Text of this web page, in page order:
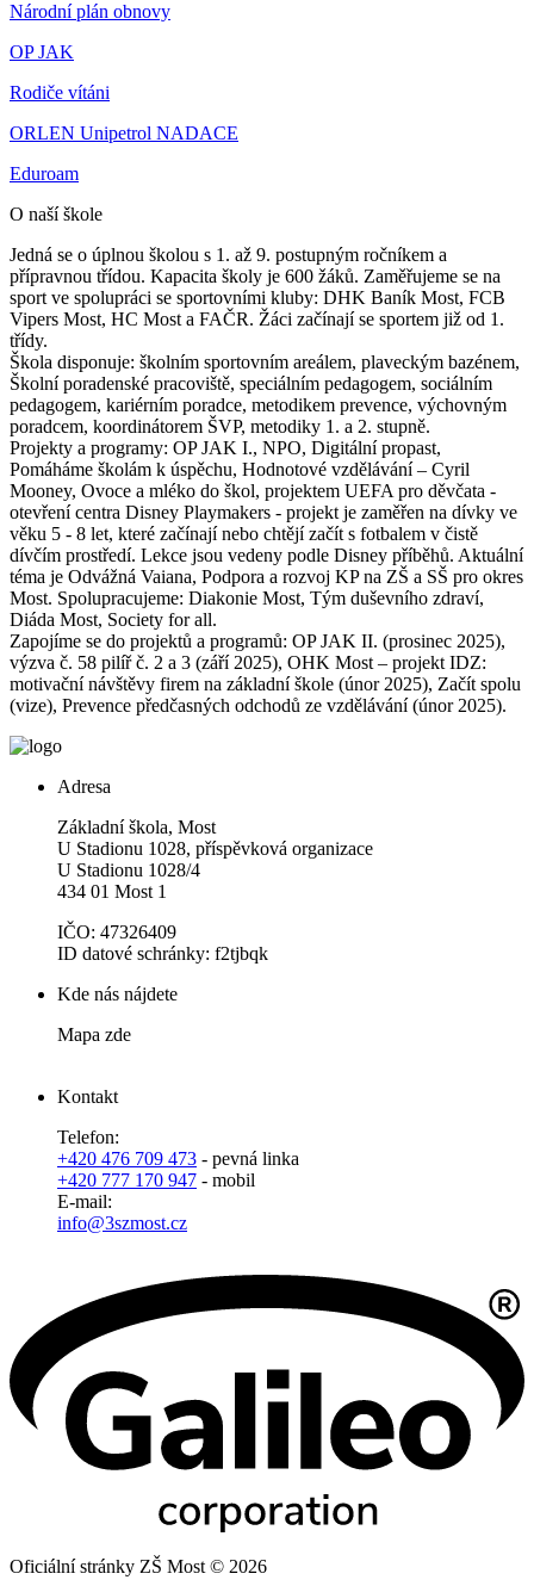
Národní plán obnovy
OP JAK
Rodiče vítáni
ORLEN Unipetrol NADACE
Eduroam
O naší škole
Jedná se o úplnou školou s 1. až 9. postupným ročníkem a
přípravnou třídou. Kapacita školy je 600 žáků. Zaměřujeme se na
sport ve spolupráci se sportovními kluby: DHK Baník Most, FCB
Vipers Most, HC Most a FAČR. Žáci začínají se sportem již od 1.
třídy.
Škola disponuje: školním sportovním areálem, plaveckým bazénem,
Školní poradenské pracoviště, speciálním pedagogem, sociálním
pedagogem, kariérním poradce, metodikem prevence, výchovným
poradcem, koordinátorem ŠVP, metodiky 1. a 2. stupně.
Projekty a programy: OP JAK I., NPO, Digitální propast,
Pomáháme školám k úspěchu, Hodnotové vzdělávání – Cyril
Mooney, Ovoce a mléko do škol, projektem UEFA pro děvčata -
otevření centra Disney Playmakers - projekt je zaměřen na dívky ve
věku 5 - 8 let, které začínají nebo chtějí začít s fotbalem v čistě
dívčím prostředí. Lekce jsou vedeny podle Disney příběhů. Aktuální
téma je Odvážná Vaiana, Podpora a rozvoj KP na ZŠ a SŠ pro okres
Most. Spolupracujeme: Diakonie Most, Tým duševního zdraví,
Diáda Most, Society for all.
Zapojíme se do projektů a programů: OP JAK II. (prosinec 2025),
výzva č. 58 pilíř č. 2 a 3 (září 2025), OHK Most – projekt IDZ:
motivační návštěvy firem na základní škole (únor 2025), Začít spolu
(vize), Prevence předčasných odchodů ze vzdělávání (únor 2025).
Adresa
Základní škola, Most
U Stadionu 1028, příspěvková organizace
U Stadionu 1028/4
434 01 Most 1
IČO: 47326409
ID datové schránky: f2tjbqk
Kde nás nájdete
Mapa zde
Kontakt
Telefon:
+420 476 709 473 - pevná linka
+420 777 170 947 - mobil
E-mail:
info@3szmost.cz
Oficiální stránky ZŠ Most © 2026